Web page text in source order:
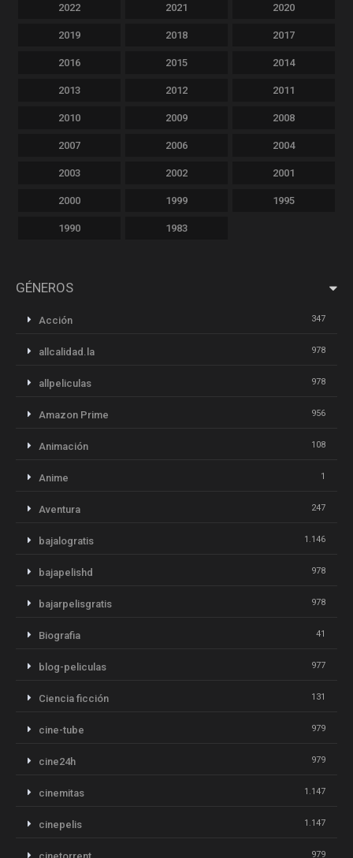
2022 2021 2020
2019 2018 2017
2016 2015 2014
2013 2012 2011
2010 2009 2008
2007 2006 2004
2003 2002 2001
2000 1999 1995
1990 1983
GÉNEROS
Acción 347
allcalidad.la 978
allpeliculas 978
Amazon Prime 956
Animación 108
Anime 1
Aventura 247
bajalogratis 1.146
bajapelishd 978
bajarpelisgratis 978
Biografia 41
blog-peliculas 977
Ciencia ficción 131
cine-tube 979
cine24h 979
cinemitas 1.147
cinepelis 1.147
979